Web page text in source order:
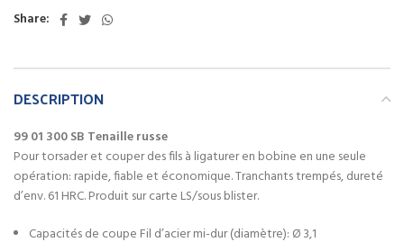
Share:
DESCRIPTION
99 01 300 SB Tenaille russe
Pour torsader et couper des fils à ligaturer en bobine en une seule
opération: rapide, fiable et économique. Tranchants trempés, dureté
d’env. 61 HRC. Produit sur carte LS/sous blister.
Capacités de coupe Fil d’acier mi-dur (diamètre): Ø 3,1